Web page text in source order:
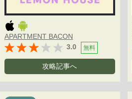
APARTMENT BACON
3.0
無料
攻略記事へ